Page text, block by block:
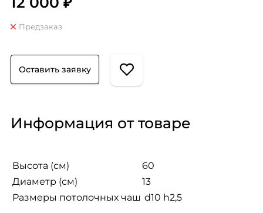
Предзаказ
Оставить заявку
Информация от товаре
Высота (см)
60
Диаметр (см)
13
Размеры потолочных чаш d10 h2,5